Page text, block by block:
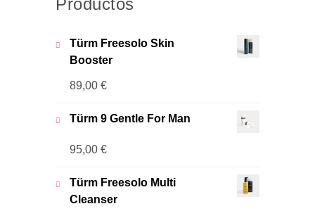
Productos
Türm Freesolo Skin
Booster
89,00 €
Türm 9 Gentle For Man
95,00 €
Türm Freesolo Multi
Cleanser